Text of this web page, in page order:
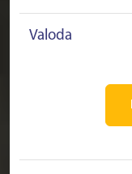
Valoda